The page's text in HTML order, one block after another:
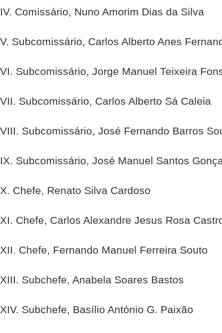
IV. Comissário, Nuno Amorim Dias da Silva
V. Subcomissário, Carlos Alberto Anes
VI. Subcomissário, Jorge Manuel Teixeira
VII. Subcomissário, Carlos Alberto Sá Caleia
VIII. Subcomissário, José Fernando Barros
IX. Subcomissário, José Manuel Santos
X. Chefe, Renato Silva Cardoso
XI. Chefe, Carlos Alexandre Jesus Rosa
XII. Chefe, Fernando Manuel Ferreira Souto
XIII. Subchefe, Anabela Soares Bastos
XIV. Subchefe, Basílio António G. Paixão